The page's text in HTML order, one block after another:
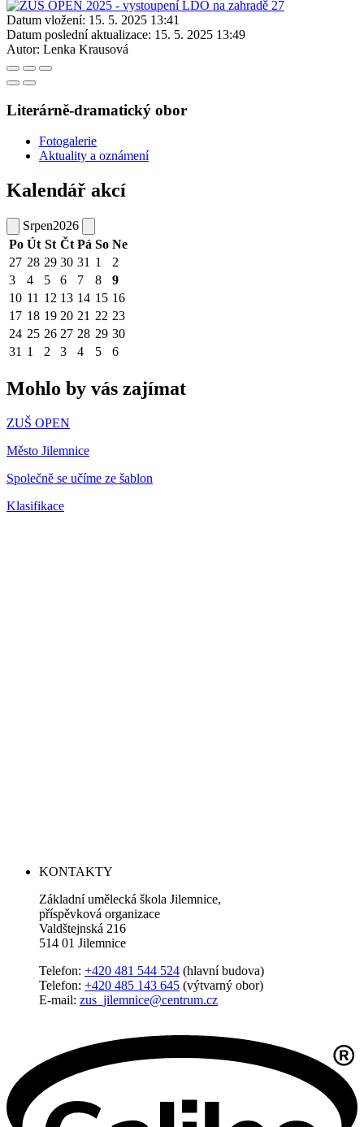
Datum vložení: 15. 5. 2025 13:41
Datum poslední aktualizace: 15. 5. 2025 13:49
Autor: Lenka Krausová
Literárně-dramatický obor
Fotogalerie
Aktuality a oznámení
Kalendář akcí
Srpen2026
Po Út St Čt Pá So Ne
27 28 29 30 31 1
2
3
4 5 6 7 8
9
10 11 12 13 14 15 16
17 18 19 20 21 22 23
24 25 26 27 28 29 30
31 1 2 3 4 5 6
Mohlo by vás zajímat
ZUŠ OPEN
Město Jilemnice
Společně se učíme ze šablon
Klasifikace
KONTAKTY
Základní umělecká škola Jilemnice,
příspěvková organizace
Valdštejnská 216
514 01 Jilemnice
Telefon: +420 481 544 524 (hlavní budova)
Telefon: +420 485 143 645 (výtvarný obor)
E-mail: zus_jilemnice@centrum.cz